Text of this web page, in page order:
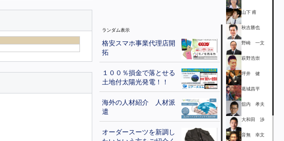
ランダム表示
格安スマホ事業代理店開
拓
１００％損金で落とせる
土地付太陽光発電！！
海外の人材紹介 人材派
遣
オーダースーツを新調し
山下 甫
秋吉勝也
野崎 一文
萩野浩崇
坪井 健
葛城昌平
舘内 孝夫
大和田 渉
音無 幸文